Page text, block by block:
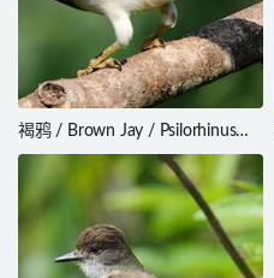
褐鸦 / Brown Jay / Psilorhinus
morio